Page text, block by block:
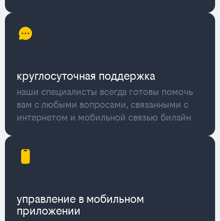
круглосуточная поддержка
наши специалисты всегда готовы помочь
вам с любыми вопросами, связанными с
интернетом и мобильной связью билайн
управление в мобильном
приложении